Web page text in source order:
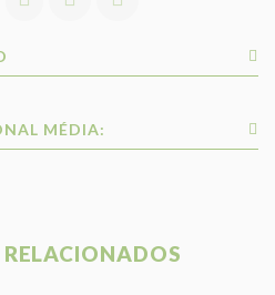
MÉDIA: